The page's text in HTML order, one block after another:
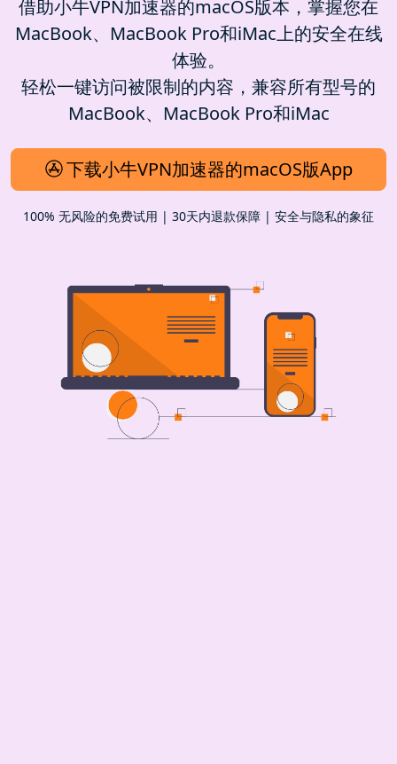
借助小牛VPN加速器的macOS版本，掌握您在
MacBook、MacBook Pro和iMac上的安全在线
体验。
轻松一键访问被限制的内容，兼容所有型号的
MacBook、MacBook Pro和iMac
下载小牛VPN加速器的macOS版App
100% 无风险的免费试用 | 30天内退款保障 | 安全与隐私的象征